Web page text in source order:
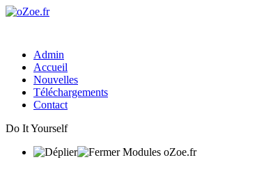
Admin
Accueil
Nouvelles
Téléchargements
Contact
Do It Yourself
Modules oZoe.fr